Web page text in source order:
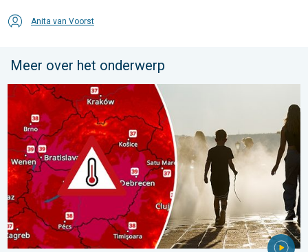
Anita van Voorst
Meer over het onderwerp
Extreme hitte in Oost-Europa. Tot ruim 40 graden. . . dinsdag